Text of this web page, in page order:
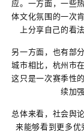
应。一方面，一些
体文化氛围的一次
上分享自己的看
另一方面，也有部
城市相比，杭州市
这只是一次赛季性
续加
总体来看，社会舆
来能够看到更多优